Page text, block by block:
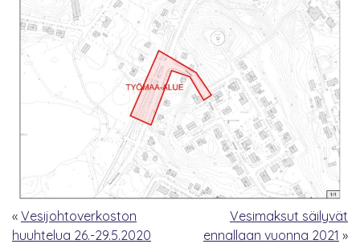
« Vesijohtoverkoston
huuhtelua 26.-29.5.2020
Vesimaksut säilyvät
ennallaan vuonna 2021 »